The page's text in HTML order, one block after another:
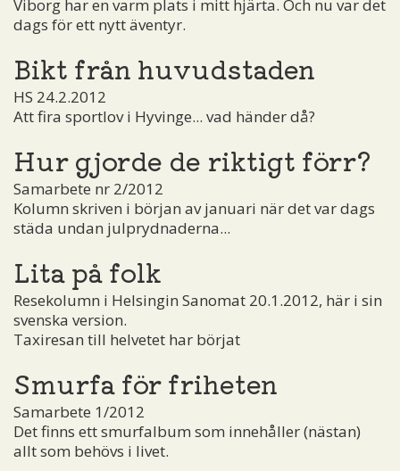
Viborg har en varm plats i mitt hjärta. Och nu var det
dags för ett nytt äventyr.
Bikt från huvudstaden
HS 24.2.2012
Att fira sportlov i Hyvinge... vad händer då?
Hur gjorde de riktigt förr?
Samarbete nr 2/2012
Kolumn skriven i början av januari när det var dags
städa undan julprydnaderna...
Lita på folk
Resekolumn i Helsingin Sanomat 20.1.2012, här i sin
svenska version.
Taxiresan till helvetet har börjat
Smurfa för friheten
Samarbete 1/2012
Det finns ett smurfalbum som innehåller (nästan)
allt som behövs i livet.